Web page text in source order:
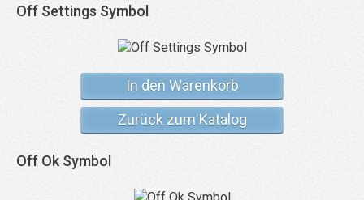
Off Settings Symbol
In den Warenkorb
Zurück zum Katalog
Off Ok Symbol